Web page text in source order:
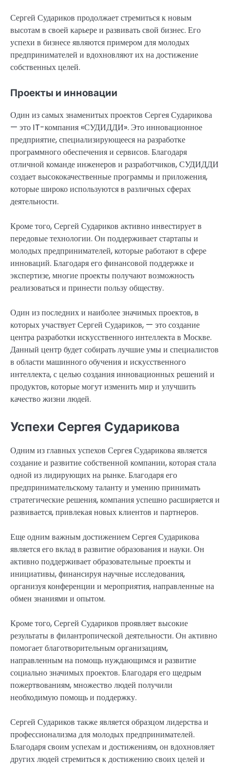
Сергей Судариков продолжает стремиться к новым
высотам в своей карьере и развивать свой бизнес. Его
успехи в бизнесе являются примером для молодых
предпринимателей и вдохновляют их на достижение
собственных целей.
Проекты и инновации
Один из самых знаменитых проектов Сергея Сударикова
— это IT-компания «СУДИДДИ». Это инновационное
предприятие, специализирующееся на разработке
программного обеспечения и сервисов. Благодаря
отличной команде инженеров и разработчиков, СУДИДДИ
создает высококачественные программы и приложения,
которые широко используются в различных сферах
деятельности.
Кроме того, Сергей Судариков активно инвестирует в
передовые технологии. Он поддерживает стартапы и
молодых предпринимателей, которые работают в сфере
инноваций. Благодаря его финансовой поддержке и
экспертизе, многие проекты получают возможность
реализоваться и принести пользу обществу.
Один из последних и наиболее значимых проектов, в
которых участвует Сергей Судариков, — это создание
центра разработки искусственного интеллекта в Москве.
Данный центр будет собирать лучшие умы и специалистов
в области машинного обучения и искусственного
интеллекта, с целью создания инновационных решений и
продуктов, которые могут изменить мир и улучшить
качество жизни людей.
Успехи Сергея Сударикова
Одним из главных успехов Сергея Сударикова является
создание и развитие собственной компании, которая стала
одной из лидирующих на рынке. Благодаря его
предпринимательскому таланту и умению принимать
стратегические решения, компания успешно расширяется и
развивается, привлекая новых клиентов и партнеров.
Еще одним важным достижением Сергея Сударикова
является его вклад в развитие образования и науки. Он
активно поддерживает образовательные проекты и
инициативы, финансируя научные исследования,
организуя конференции и мероприятия, направленные на
обмен знаниями и опытом.
Кроме того, Сергей Судариков проявляет высокие
результаты в филантропической деятельности. Он активно
помогает благотворительным организациям,
направленным на помощь нуждающимся и развитие
социально значимых проектов. Благодаря его щедрым
пожертвованиям, множество людей получили
необходимую помощь и поддержку.
Сергей Судариков также является образцом лидерства и
профессионализма для молодых предпринимателей.
Благодаря своим успехам и достижениям, он вдохновляет
других людей стремиться к достижению своих целей и